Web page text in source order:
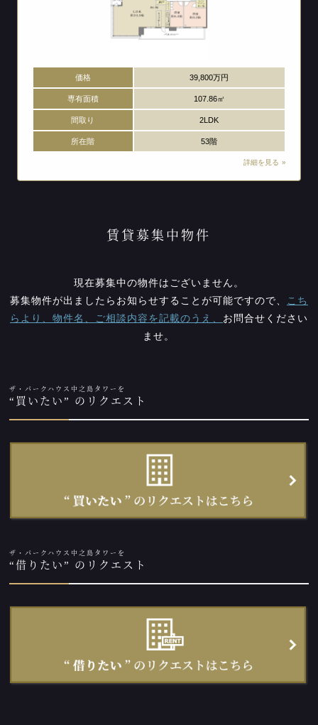
価格 39,800万円
専有面積 107.86㎡
間取り 2LDK
所在階 53階
詳細を見る
賃貸募集中物件
現在募集中の物件はございません。
募集物件が出ましたらお知らせすることが可能ですので、
こち
らより、物件名、ご相談内容を記載のうえ、 お問合せください
ませ。
ザ・パークハウス中之島タワーを
“買いたい” のリクエスト
ザ・パークハウス中之島タワーを
“借りたい” のリクエスト